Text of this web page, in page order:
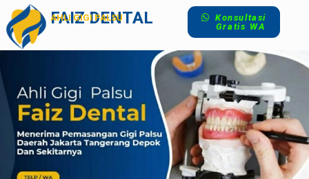
FAIZ DENTAL
AHLI GIGI PALSU
Konsultasi
Gratis WA